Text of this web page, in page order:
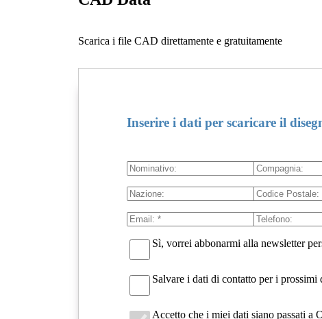
Scarica i file CAD direttamente e gratuitamente
Inserire i dati per scaricare il
Sì, vorrei abbonarmi alla newsletter
Salvare i dati di contatto per i prossimi
Accetto che i miei dati siano passati a